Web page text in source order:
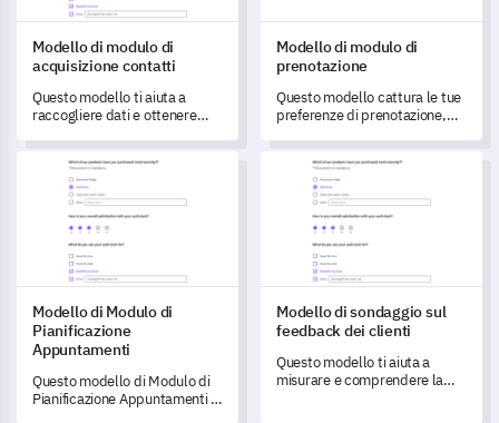
Modello di modulo di
acquisizione contatti
Questo modello ti aiuta a
raccogliere dati e ottenere
comprendere meglio le
esigenze e le sfide del tuo
pubblico.
Modello di modulo di
prenotazione
Questo modello cattura le tue
preferenze di prenotazione,
per aiutare a semplificare il
processo di prenotazione.
Modello di Modulo di Pianificazione Appuntamenti
Modello di Modulo di
Pianificazione
Appuntamenti
Questo modello di Modulo di
Pianificazione Appuntamenti ti
Modello di sondaggio sul
Modello di sondaggio sul
feedback dei clienti
Questo modello ti aiuta a
misurare e comprendere la